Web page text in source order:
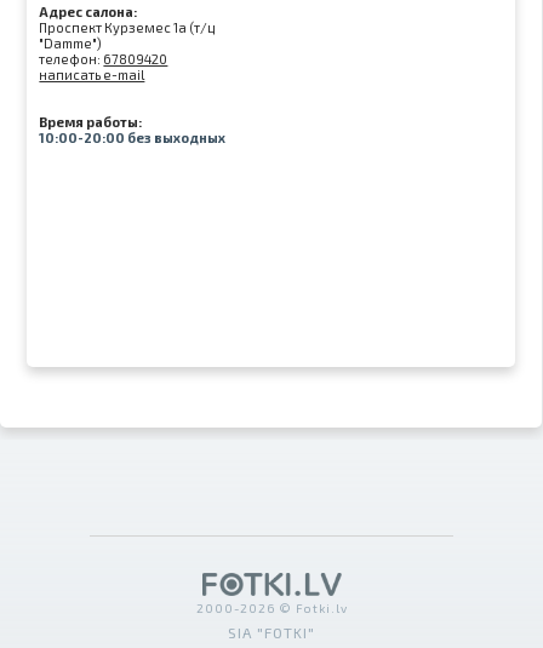
Адрес салона:
Проспект Курземес 1а (т/ц
"Damme")
телефон: 67809420
написать e-mail
Время работы:
10:00-20:00 без выходных
2000-2026 © Fotki.lv
SIA "FOTKI"